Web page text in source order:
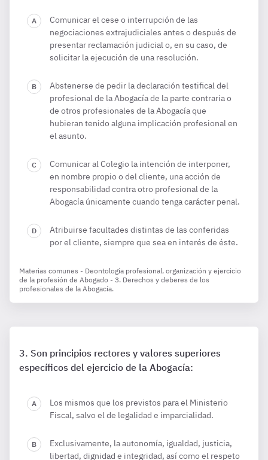
Comunicar el cese o interrupción de las
negociaciones extrajudiciales antes o después de
presentar reclamación judicial o, en su caso, de
solicitar la ejecución de una resolución.
Abstenerse de pedir la declaración testifical del
profesional de la Abogacía de la parte contraria o
de otros profesionales de la Abogacía que
hubieran tenido alguna implicación profesional en
el asunto.
Comunicar al Colegio la intención de interponer,
en nombre propio o del cliente, una acción de
responsabilidad contra otro profesional de la
Abogacía únicamente cuando tenga carácter penal.
Atribuirse facultades distintas de las conferidas
por el cliente, siempre que sea en interés de éste.
Materias comunes - Deontología profesional, organización y ejercicio
de la profesión de Abogado - 3. Derechos y deberes de los
profesionales de la Abogacía.
Son principios rectores y valores superiores
específicos del ejercicio de la Abogacía:
Los mismos que los previstos para el Ministerio
Fiscal, salvo el de legalidad e imparcialidad.
Exclusivamente, la autonomía, igualdad, justicia,
libertad, dignidad e integridad, así como el respeto